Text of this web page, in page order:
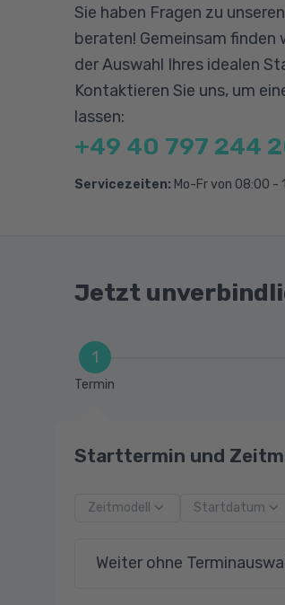
Data Protection
Network Traffic
Azure Active Directory
Securing Identities
Goverance and
Data Services
Sie haben Fragen zu
beraten! Gemeinsam finden
der Auswahl Ihres idealen
Kontaktieren Sie uns, um
lassen:
+49 40 797 244
Servicezeiten: Mo-Fr von 08:00 -
Jetzt
1
Termin
Starttermin und
Zeitmodell Startdatum
Weiter ohne